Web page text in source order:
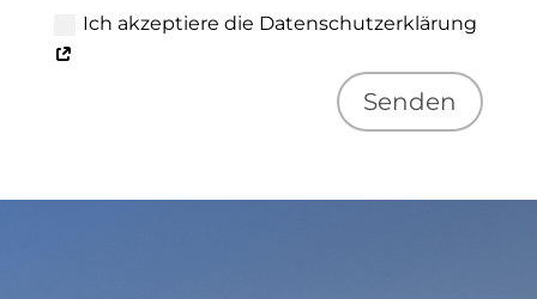
Ich akzeptiere die Datenschutzerklärung
Senden